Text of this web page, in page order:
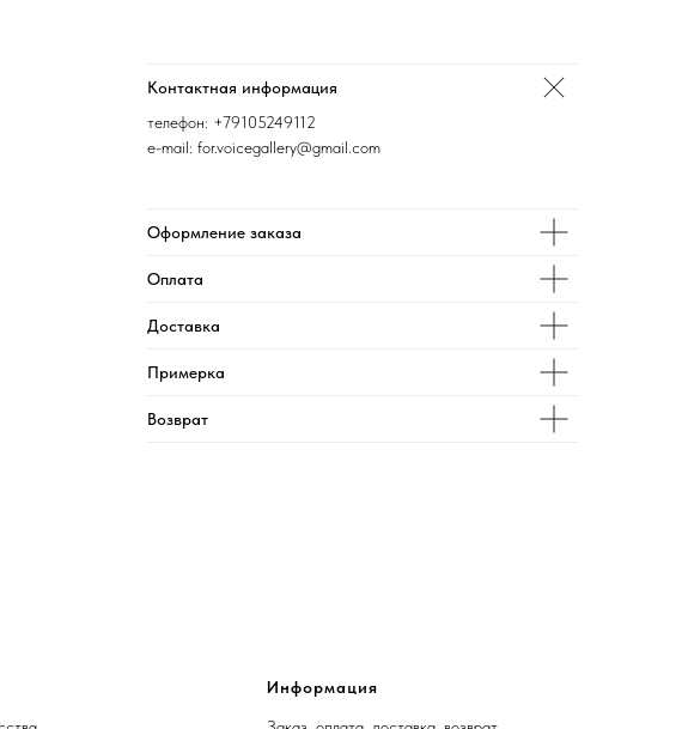
Контактная информация
телефон: +79105249112
e-mail: for.voicegallery@gmail.com
Оформление заказа
Оплата
Доставка
Примерка
Возврат
Информация